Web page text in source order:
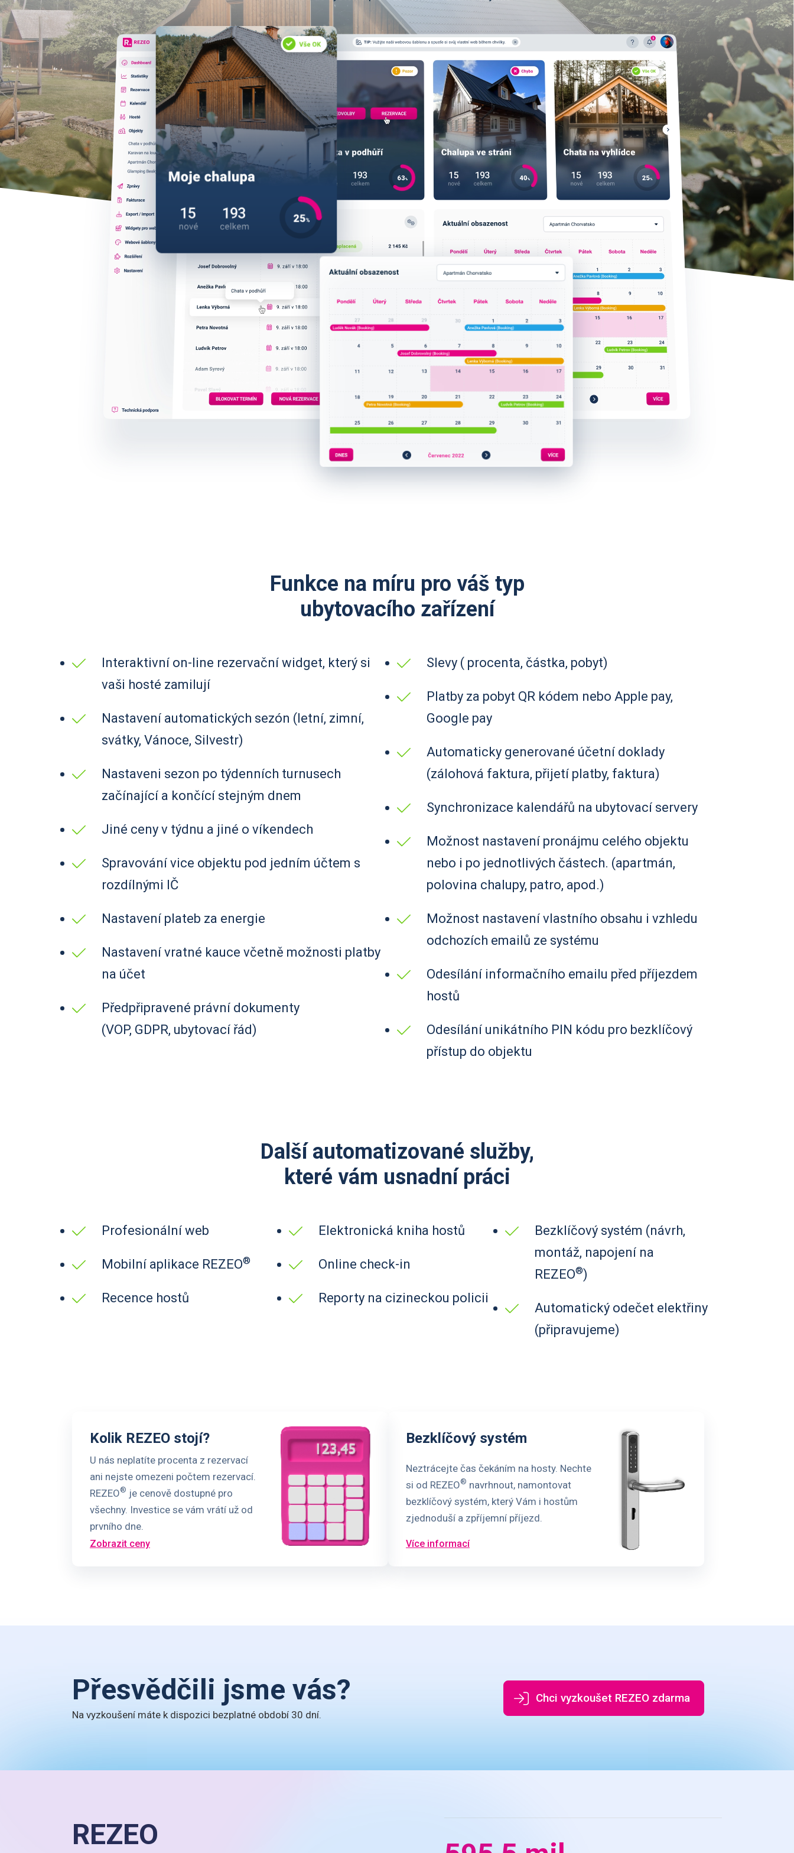
Funkce na míru pro váš typ
ubytovacího zařízení
Interaktivní on-line rezervační widget, který si
vaši hosté zamilují
Nastavení automatických sezón (letní, zimní,
svátky, Vánoce, Silvestr)
Nastaveni sezon po týdenních turnusech
začínající a končící stejným dnem
Jiné ceny v týdnu a jiné o víkendech
Spravování vice objektu pod jedním účtem s
rozdílnými IČ
Nastavení plateb za energie
Nastavení vratné kauce včetně možnosti platby
na účet
Předpřipravené právní dokumenty
(VOP, GDPR, ubytovací řád)
Slevy ( procenta, částka, pobyt)
Platby za pobyt QR kódem nebo Apple pay,
Google pay
Automaticky generované účetní doklady
(zálohová faktura, přijetí platby, faktura)
Synchronizace kalendářů na ubytovací servery
Možnost nastavení pronájmu celého objektu
nebo i po jednotlivých částech. (apartmán,
polovina chalupy, patro, apod.)
Možnost nastavení vlastního obsahu i vzhledu
odchozích emailů ze systému
Odesílání informačního emailu před příjezdem
hostů
Odesílání unikátního PIN kódu pro bezklíčový
přístup do objektu
Další automatizované služby,
které vám usnadní práci
Profesionální web
Mobilní aplikace REZEO®
Recence hostů
Elektronická kniha hostů
Online check-in
Reporty na cizineckou policii
Bezklíčový systém (návrh,
montáž, napojení na
REZEO®)
Automatický odečet elektřiny
(připravujeme)
Kolik REZEO stojí?
U nás neplatíte procenta z rezervací
ani nejste omezeni počtem rezervací.
REZEO® je cenově dostupné pro
všechny. Investice se vám vrátí už od
prvního dne.
Zobrazit ceny
Bezklíčový systém
Neztrácejte čas čekáním na hosty. Nechte
si od REZEO® navrhnout, namontovat
bezklíčový systém, který Vám i hostům
zjednoduší a zpříjemní příjezd.
Více informací
Přesvědčili jsme vás?
Na vyzkoušení máte k dispozici bezplatné období 30 dní.
Chci vyzkoušet REZEO zdarma
REZEO